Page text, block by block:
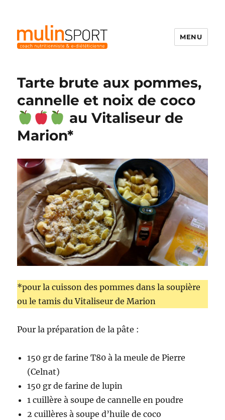
MENU
Tarte brute aux pommes,
cannelle et noix de coco
au Vitaliseur de
Marion*
*pour la cuisson des pommes dans la soupière
ou le tamis du Vitaliseur de Marion
Pour la préparation de la pâte :
150 gr de farine T80 à la meule de Pierre
(Celnat)
150 gr de farine de lupin
1 cuillère à soupe de cannelle en poudre
2 cuillères à soupe d’huile de coco